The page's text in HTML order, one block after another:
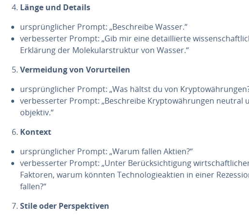
Länge und Details
ur­sprüng­li­cher Prompt: „Be­schrei­be Wasser.“
ver­bes­ser­ter Prompt: „Gib mir eine de­tail­lier­te
Erklärung der Mo­le­ku­lar­struk­tur von Wasser.“
Ver­mei­dung von Vor­ur­tei­len
ur­sprüng­li­cher Prompt: „Was hältst du von
ver­bes­ser­ter Prompt: „Be­schrei­be Kryp­to­wäh­run­gen neutral
objektiv.“
Kontext
ur­sprüng­li­cher Prompt: „Warum fallen Aktien?“
ver­bes­ser­ter Prompt: „Unter Be­rück­sich­ti­gung
Faktoren, warum könnten Tech­no­lo­gie­ak­ti­en in einer
fallen?“
Stile oder Per­spek­ti­ven